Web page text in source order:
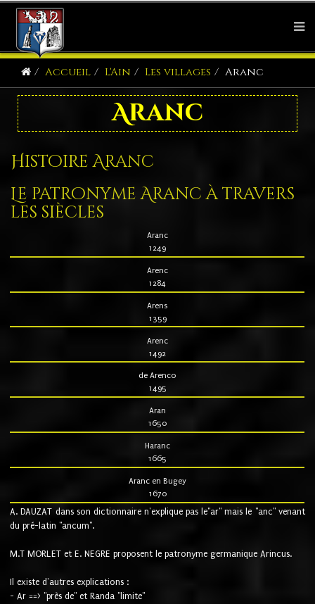
Accueil L'Ain Les villages Aranc
Aranc
Histoire Aranc
Le patronyme Aranc à travers
les siècles
Aranc
1249
Arenc
1284
Arens
1359
Arenc
1492
de Arenco
1495
Aran
1650
Haranc
1665
Aranc en Bugey
1670
A. DAUZAT dans son dictionnaire n'explique pas le"ar" mais le "anc" venant
du pré-latin "ancum".
M.T MORLET et E. NEGRE proposent le patronyme germanique Arincus.
Il existe d'autres explications :
- Ar ==> "près de" et Randa "limite"